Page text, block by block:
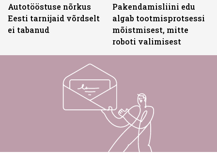
Autotööstuse nõrkus
Eesti tarnijaid võrdselt
ei tabanud
Pakendamisliini edu
algab tootmisprotsessi
mõistmisest, mitte
roboti valimisest